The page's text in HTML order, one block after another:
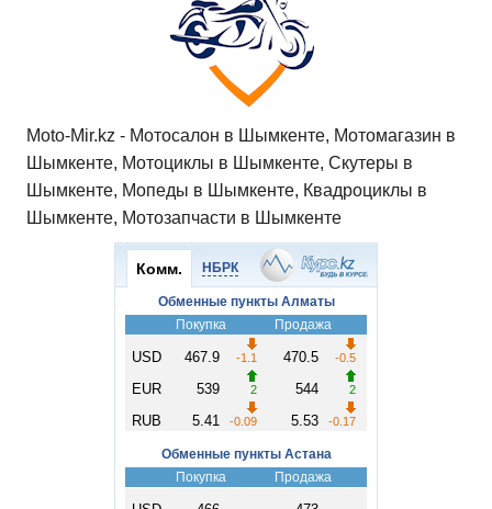
Moto-Mir.kz - Мотосалон в Шымкенте, Мотомагазин в
Шымкенте, Мотоциклы в Шымкенте, Скутеры в
Шымкенте, Мопеды в Шымкенте, Квадроциклы в
Шымкенте, Мотозапчасти в Шымкенте